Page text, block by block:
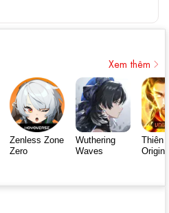
Xem thêm
Zenless Zone
Zero
Wuthering
Waves
Thiên
Origin